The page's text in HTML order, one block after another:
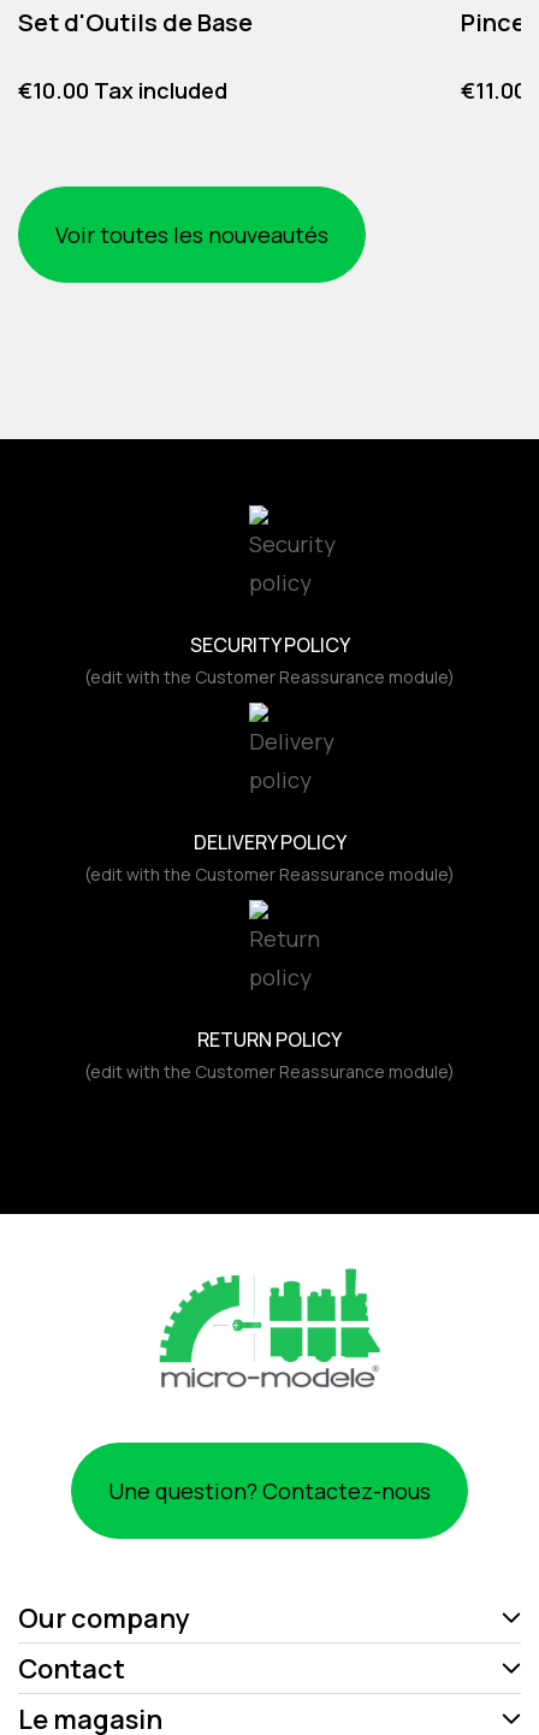
Set d'Outils de Base
Price
€10.00 Tax included
Pince
Price
€11.00
Voir toutes les nouveautés
SECURITY POLICY
(edit with the Customer Reassurance module)
DELIVERY POLICY
(edit with the Customer Reassurance module)
RETURN POLICY
(edit with the Customer Reassurance module)
Une question? Contactez-nous
Our company
Contact
Le magasin